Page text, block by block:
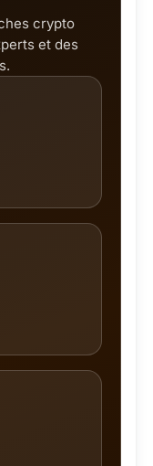
crypto
et des